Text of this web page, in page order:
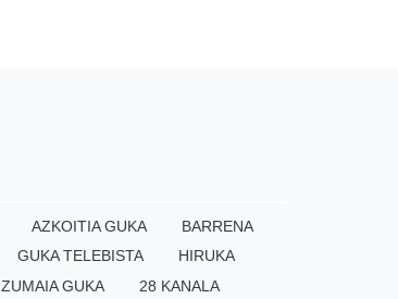
AZKOITIA GUKA
BARRENA
GUKA TELEBISTA
HIRUKA
ZUMAIA GUKA 28 KANALA